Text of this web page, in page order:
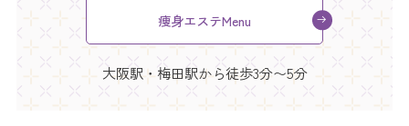
痩身エステMenu
大阪駅・梅田駅から徒歩3分〜5分